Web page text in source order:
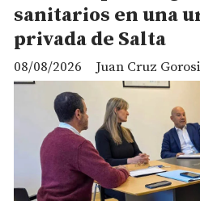
sanitarios en una
privada de Salta
Juan Cruz
08/08/2026